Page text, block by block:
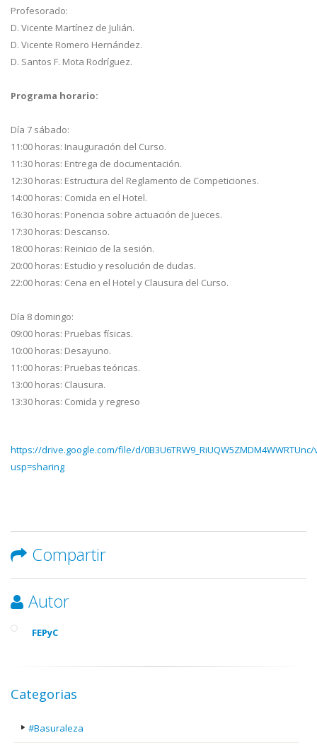
Profesorado:
D. Vicente Martínez de Julián.
D. Vicente Romero Hernández.
D. Santos F. Mota Rodríguez.
Programa horario:
Día 7 sábado:
11:00 horas: Inauguración del Curso.
11:30 horas: Entrega de documentación.
12:30 horas: Estructura del Reglamento de Competiciones.
14:00 horas: Comida en el Hotel.
16:30 horas: Ponencia sobre actuación de Jueces.
17:30 horas: Descanso.
18:00 horas: Reinicio de la sesión.
20:00 horas: Estudio y resolución de dudas.
22:00 horas: Cena en el Hotel y Clausura del Curso.
Día 8 domingo:
09:00 horas: Pruebas físicas.
10:00 horas: Desayuno.
11:00 horas: Pruebas teóricas.
13:00 horas: Clausura.
13:30 horas: Comida y regreso
https://drive.google.com/file/d/0B3U6TRW9_RiUQW5ZMDM4WWRTUnc/
usp=sharing
Compartir
Autor
FEPyC
Categorias
#Basuraleza